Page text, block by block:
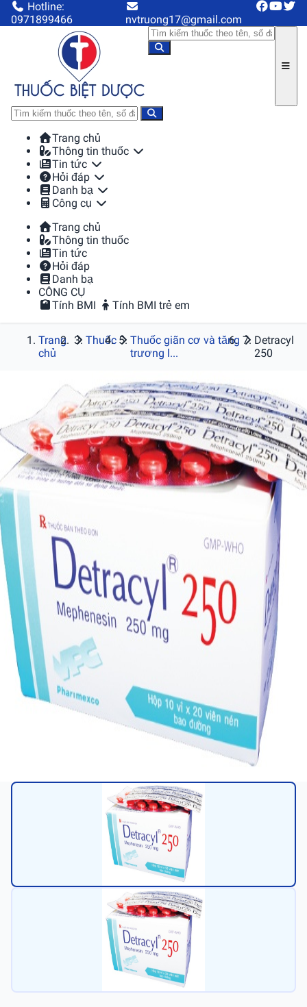
Hotline:
0971899466
nvtruong17@gmail.com
Trang chủ
Thông tin thuốc
Tin tức
Hỏi đáp
Danh bạ
Công cụ
Trang chủ
Thông tin thuốc
Tin tức
Hỏi đáp
Danh bạ
CÔNG CỤ
Tính BMI
Tính BMI trẻ em
Trang
chủ
Thuốc
Thuốc giãn cơ và tăng
trương l...
Detracyl
250